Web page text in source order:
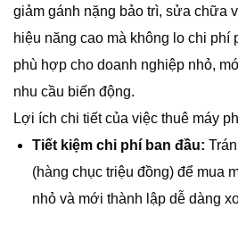
giảm gánh nặng bảo trì, sửa chữa
hiệu năng cao mà không lo chi phí
phù hợp cho doanh nghiệp nhỏ,
nhu cầu biến động.
Lợi ích chi tiết của việc thuê máy
Tiết kiệm chi phí ban đầu:
(hàng chục triệu đồng) để mua
nhỏ và mới thành lập dễ dàng